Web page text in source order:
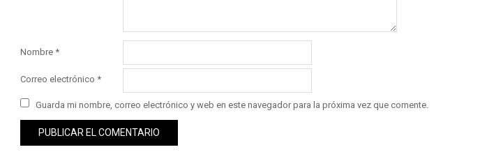
Nombre *
Correo electrónico *
Guarda mi nombre, correo electrónico y web en este navegador para la próxima vez que comente.